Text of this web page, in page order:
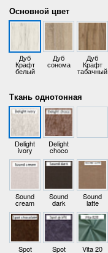
Основной цвет
Дуб
Крафт
белый
Дуб
сонома
Дуб
Крафт
табачный
Ткань однотонная
Delight
ivory
Delight
choco
Sound
cream
Sound
dark
Sound
latte
Spot Spot Vita 20